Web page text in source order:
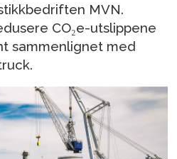
MVN.
CO₂e-utslippene
sammenlignet med